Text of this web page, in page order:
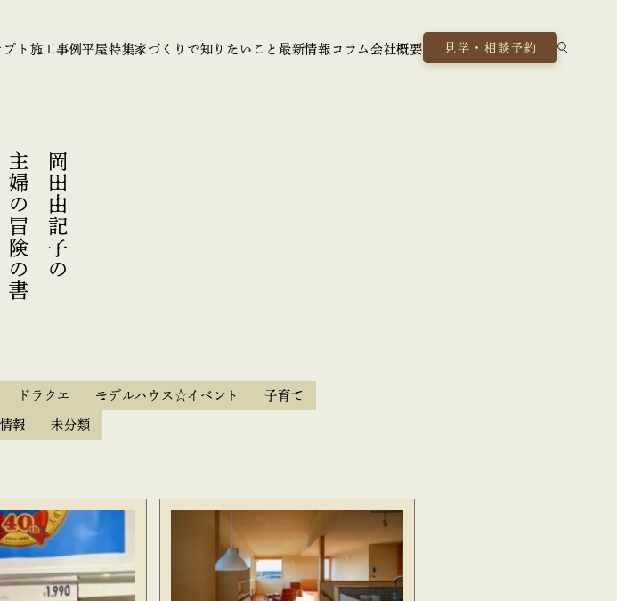
プト 施工事例平屋特集家づくりで知りたいこと最新情報 コラム 会社概要 見学・相談予約
岡田由記子の
主婦の冒険の書
ドラクエ モデルハウス☆イベント 子育て
報 未分類